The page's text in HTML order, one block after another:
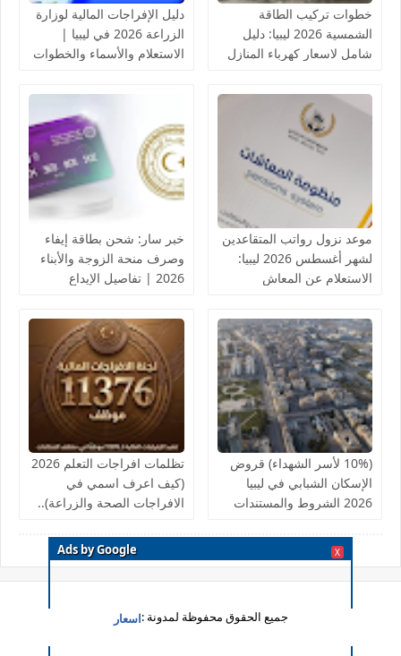
Ads by Google X
خطوات تركيب الطاقة
الشمسية 2026 ليبيا: دليل
شامل لاسعار كهرباء المنازل
دليل الإفراجات المالية لوزارة
الزراعة 2026 في ليبيا |
الاستعلام والأسماء والخطوات
موعد نزول رواتب المتقاعدين
لشهر أغسطس 2026 ليبيا:
الاستعلام عن المعاش
خبر سار: شحن بطاقة إيفاء
وصرف منحة الزوجة والأبناء
2026 | تفاصيل الإيداع
(10% لأسر الشهداء) قروض
الإسكان الشبابي في ليبيا
2026 الشروط والمستندات
والتعديلات الجديدة
تظلمات افراجات التعلم 2026
(كيف اعرف اسمي في
الافراجات الصحة والزراعة)..
بالخدمات الصحية لمكاتب
الصحة ومراقبات التعليم
جميع الحقوق محفوظة لمدونة :اسعار